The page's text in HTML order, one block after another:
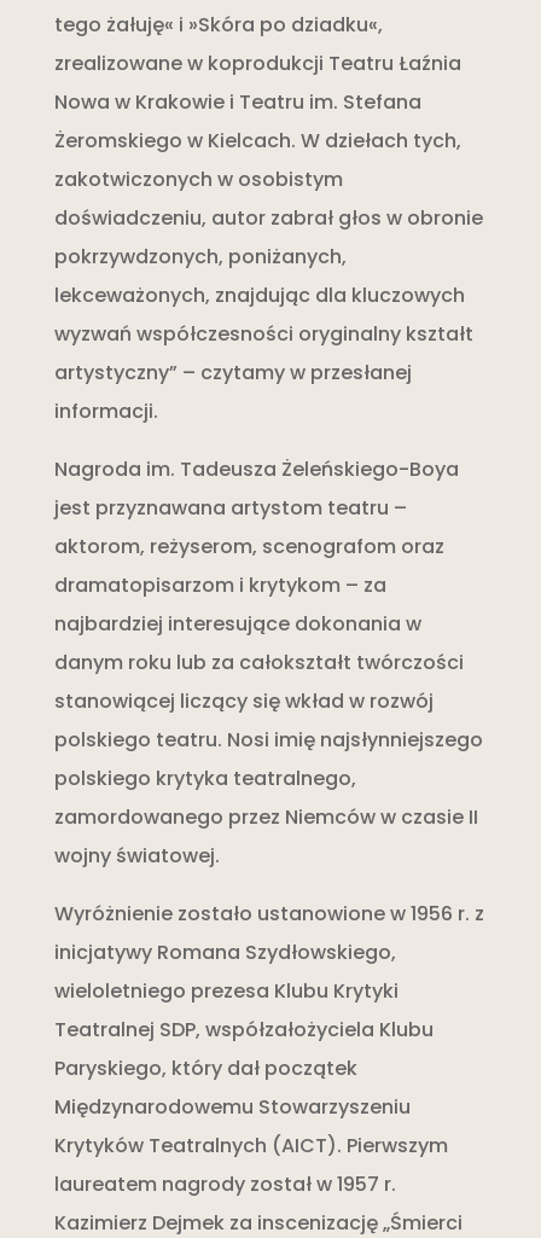
tego żałuję« i »Skóra po dziadku«,
zrealizowane w koprodukcji Teatru Łaźnia
Nowa w Krakowie i Teatru im. Stefana
Żeromskiego w Kielcach. W dziełach tych,
zakotwiczonych w osobistym
doświadczeniu, autor zabrał głos w obronie
pokrzywdzonych, poniżanych,
lekceważonych, znajdując dla kluczowych
wyzwań współczesności oryginalny kształt
artystyczny” – czytamy w przesłanej
informacji.
Nagroda im. Tadeusza Żeleńskiego-Boya
jest przyznawana artystom teatru –
aktorom, reżyserom, scenografom oraz
dramatopisarzom i krytykom – za
najbardziej interesujące dokonania w
danym roku lub za całokształt twórczości
stanowiącej liczący się wkład w rozwój
polskiego teatru. Nosi imię najsłynniejszego
polskiego krytyka teatralnego,
zamordowanego przez Niemców w czasie II
wojny światowej.
Wyróżnienie zostało ustanowione w 1956 r. z
inicjatywy Romana Szydłowskiego,
wieloletniego prezesa Klubu Krytyki
Teatralnej SDP, współzałożyciela Klubu
Paryskiego, który dał początek
Międzynarodowemu Stowarzyszeniu
Krytyków Teatralnych (AICT). Pierwszym
laureatem nagrody został w 1957 r.
Kazimierz Dejmek za inscenizację „Śmierci